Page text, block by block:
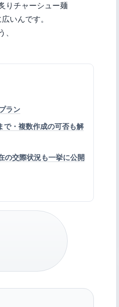
りチャーシュー麺
いんです。
ラン
で・複数作成の可否も解
の交際状況も一挙に公開